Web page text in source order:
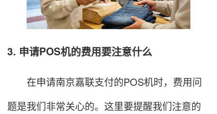
3. 申请POS机的费用要注意什么
在申请南京嘉联支付的POS机时，费用问
题是我们非常关心的。这里要提醒我们注意的